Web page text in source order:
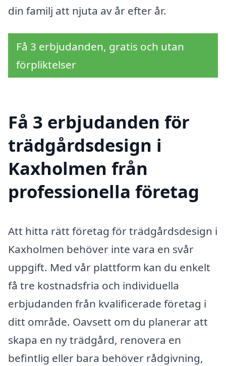
din familj att njuta av år efter år.
Få 3 erbjudanden, gratis och utan
förpliktelser
Få 3 erbjudanden för
trädgårdsdesign i
Kaxholmen från
professionella företag
Att hitta rätt företag för trädgårdsdesign i
Kaxholmen behöver inte vara en svår
uppgift. Med vår plattform kan du enkelt
få tre kostnadsfria och individuella
erbjudanden från kvalificerade företag i
ditt område. Oavsett om du planerar att
skapa en ny trädgård, renovera en
befintlig eller bara behöver rådgivning,